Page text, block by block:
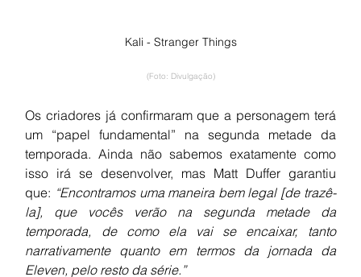
Kali - Stranger Things
(Foto: Divulgação)
Os criadores já confirmaram que a personagem terá
um “papel fundamental” na segunda metade da
temporada. Ainda não sabemos exatamente como
isso irá se desenvolver, mas Matt Duffer garantiu
que: “Encontramos uma maneira bem legal [de trazê-
la], que vocês verão na segunda metade da
temporada, de como ela vai se encaixar, tanto
narrativamente quanto em termos da jornada da
Eleven, pelo resto da série.”